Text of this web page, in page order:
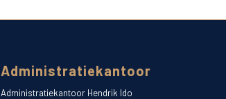
Administratiekantoor
Administratiekantoor Hendrik Ido